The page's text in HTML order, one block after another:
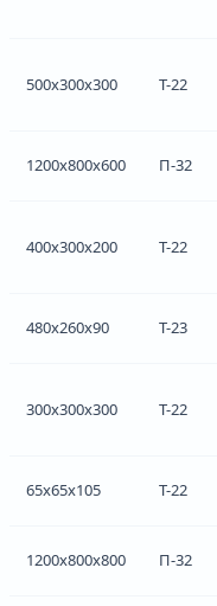
500x300x300 Т-22
1200x800x600 П-32
400x300x200 Т-22
480x260x90 Т-23
300x300x300 Т-22
65x65x105 Т-22
1200x800x800 П-32